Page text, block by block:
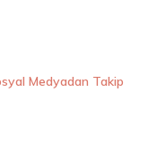
Medyadan Takip